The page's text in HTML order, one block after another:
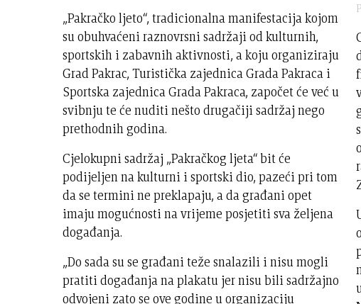
„Pakračko ljeto“, tradicionalna manifestacija kojom
su obuhvaćeni raznovrsni sadržaji od kulturnih,
sportskih i zabavnih aktivnosti, a koju organiziraju
Grad Pakrac, Turistička zajednica Grada Pakraca i
Sportska zajednica Grada Pakraca, započet će već u
svibnju te će nuditi nešto drugačiji sadržaj nego
prethodnih godina.
Cjelokupni sadržaj „Pakračkog ljeta“ bit će
podijeljen na kulturni i sportski dio, pazeći pri tom
da se termini ne preklapaju, a da građani opet
imaju mogućnosti na vrijeme posjetiti sva željena
događanja.
„Do sada su se građani teže snalazili i nisu mogli
pratiti događanja na plakatu jer nisu bili sadržajno
odvojeni zato se ove godine u organizaciju